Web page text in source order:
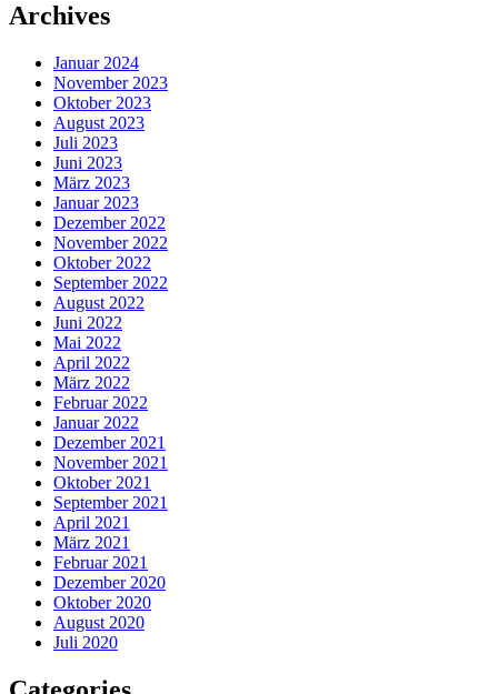
Archives
Januar 2024
November 2023
Oktober 2023
August 2023
Juli 2023
Juni 2023
März 2023
Januar 2023
Dezember 2022
November 2022
Oktober 2022
September 2022
August 2022
Juni 2022
Mai 2022
April 2022
März 2022
Februar 2022
Januar 2022
Dezember 2021
November 2021
Oktober 2021
September 2021
April 2021
März 2021
Februar 2021
Dezember 2020
Oktober 2020
August 2020
Juli 2020